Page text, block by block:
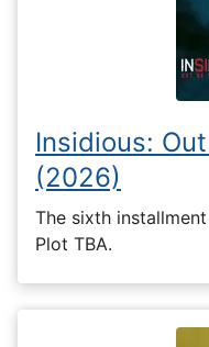
Insidious:
(2026)
The sixth
Plot TBA.